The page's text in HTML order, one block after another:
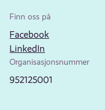
Finn oss på
Facebook
LinkedIn
Organisasjonsnummer
952125001